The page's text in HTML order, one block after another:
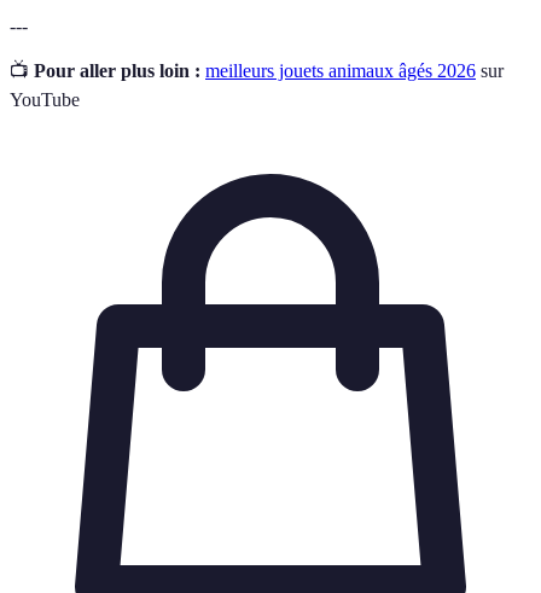
---
📺 Pour aller plus loin : meilleurs jouets animaux âgés 2026 sur
YouTube